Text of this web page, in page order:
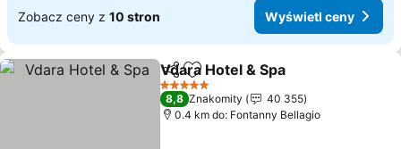
Zobacz ceny z 10 stron Wyświetl ceny
Udostępnij
Dodaj do ulubionych
Vdara Hotel & Spa
5 Kategoria
8,8 Znakomity
40 355
0.4 km do: Fontanny Bellagio